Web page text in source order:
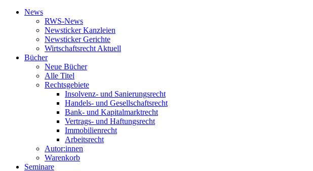
News
RWS-News
Newsticker Kanzleien
Newsticker Gerichte
Wirtschaftsrecht Aktuell
Bücher
Neue Bücher
Alle Titel
Rechtsgebiete
Insolvenz- und Sanierungsrecht
Handels- und Gesellschaftsrecht
Bank- und Kapitalmarktrecht
Vertrags- und Haftungsrecht
Immobilienrecht
Arbeitsrecht
Autor:innen
Warenkorb
Seminare